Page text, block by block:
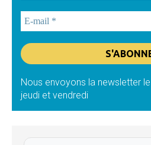
Nous envoyons la newsletter
jeudi et vendredi